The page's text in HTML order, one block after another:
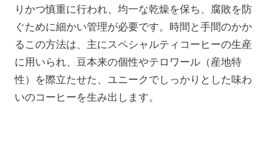
りかつ慎重に行われ、均一な乾燥を保ち、腐敗を防
ぐために細かい管理が必要です。時間と手間のかか
るこの方法は、主にスペシャルティコーヒーの生産
に用いられ、豆本来の個性やテロワール（産地特
性）を際立たせた、ユニークでしっかりとした味わ
いのコーヒーを生み出します。